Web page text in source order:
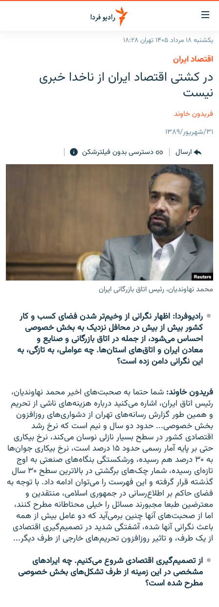
لینک‌های
قابلیت
دسترسی
بازگشت
منوی
اصلی
رفتن
صفحه
ایران
جهان
فرکانس‌ها
پادکست
چندرسانه‌ای
گزارش‌های تصویری
گزارش‌های ویدئویی
زنان فردا
English
به ما بپیوندید
زبان‌های دیگر
یکشنبه ۱۸ مرداد ۱۴۰۵ تهران ۱۸:۲۸
اقتصاد ایران
در کشتی اقتصاد ایران از ناخدا خبری
نیست
فریدون خاوند
۳۱/شهریور/۱۳۸۹
ارسال
دسترسی بدون فیلترشکن
محمد نهاوندیان، رئیس اتاق بازرگانی ایران
رادیوفردا: اظهار نگرانی از وخیم‌تر شدن فضای کسب و کار
کشور بیش از بیش در محافل نزدیک به بخش خصوصی
احساس می‌شود، از جمله در اتاق بازرگانی و صنایع و
معادن ایران و اتاق‌های استان‌ها. چه عواملی، به تازگی، به
این نگرانی دامن زده است؟
فریدون خاوند: شما حتما به صحبت‌های اخیر محمد نهاوندیان،
رئیس اتاق ایران، اشاره می‌کنید درباره هزینه‌های ناشی از تحریم
و همین طور گزارش رسانه‌های تهران از دشواری‌های روزافزون
بخش خصوصی... حدود دو سال و نیم است که نرخ رشد
اقتصادی کشور در سطح بسیار نازلی نوسان می‌کند، نرخ بیکاری
حتی بر پایه آمار رسمی حدود ۱۵ درصد است، نرخ بیکاری جوان‌ها
به ۳۰ درصد هم رسیده، ورشکستگی بنگاه‌های صنعتی به اوج
تازه‌ای رسیده، شمار چک‌های برگشتی در بالاترین سطح ۳۰ سال
گذشته قرار گرفته و این فهرست را می‌توان ادامه داد. با توجه به
فضای حاکم بر اطلاع‌رسانی در جمهوری اسلامی، منتقدین و
معترضین طبعا مجبورند مسائل را خیلی محتاطانه مطرح کنند،
اما از صحبت‌های آنها چنین برمی‌آید که دو عامل بیش از همه
باعث نگرانی آنها شده، آشفتگی شدید در تصمیم‌گیری اقتصادی
از یک طرف، و تاثیر روزافزون تحریم‌های خارجی از طرف دیگر...
از تصمیم‌گیری اقتصادی شروع می‌کنیم. چه ایرادهای
مشخصی در این زمینه از طرف تشکل‌های بخش خصوصی
مطرح شده است؟